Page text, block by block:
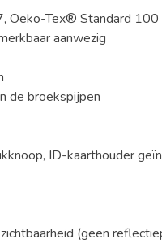
Oeko-Tex® Standard 100
aanwezig
de broekspijpen
ID-kaarthouder
(geen